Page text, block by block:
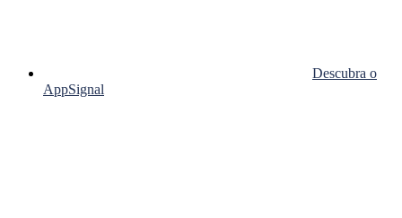
Descubra o
AppSignal